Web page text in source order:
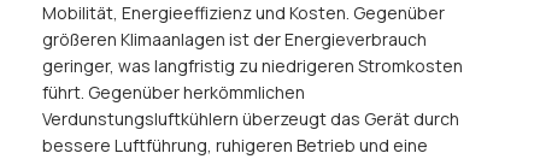
Mobilität, Energieeffizienz und Kosten. Gegenüber
größeren Klimaanlagen ist der Energieverbrauch
geringer, was langfristig zu niedrigeren Stromkosten
führt. Gegenüber herkömmlichen
Verdunstungsluftkühlern überzeugt das Gerät durch
bessere Luftführung, ruhigeren Betrieb und eine